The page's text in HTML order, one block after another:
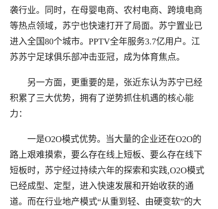
袭行业。同时，在母婴电商、农村电商、跨境电商
等热点领域，苏宁也快速打开了局面。苏宁置业已
进入全国80个城市。PPTV全年服务3.7亿用户。江
苏苏宁足球俱乐部冲击亚冠，成为体育焦点。
另一方面，更重要的是，张近东认为苏宁已经
积累了三大优势，拥有了逆势抓住机遇的核心能
力：
一是O2O模式优势。当大量的企业还在O2O的
路上艰难摸索，要么存在线上短板、要么存在线下
短板时，苏宁经过持续六年的探索和实践,O2O模式
已经成型、定型，进入快速发展和开始收获的通
道。而在行业地产模式“从重到轻、由硬变软”的大